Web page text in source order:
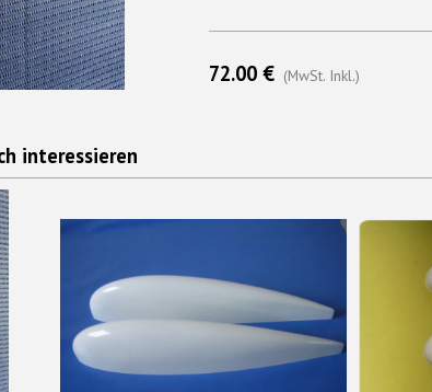
72.00 € (MwSt. Inkl.)
interessieren